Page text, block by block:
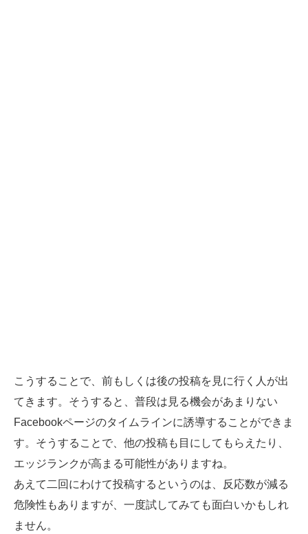
こうすることで、前もしくは後の投稿を見に行く人が出
てきます。そうすると、普段は見る機会があまりない
Facebookページのタイムラインに誘導することができま
す。そうすることで、他の投稿も目にしてもらえたり、
エッジランクが高まる可能性がありますね。
あえて二回にわけて投稿するというのは、反応数が減る
危険性もありますが、一度試してみても面白いかもしれ
ません。